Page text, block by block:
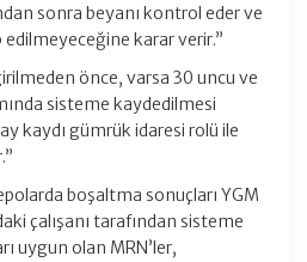
sonra beyanı kontrol eder ve
karar verir.”
önce, varsa 30 uncu ve
sisteme kaydedilmesi
kaydı gümrük idaresi rolü ile
boşaltma sonuçları YGM
çalışanı tarafından sisteme
uygun olan MRN’ler,